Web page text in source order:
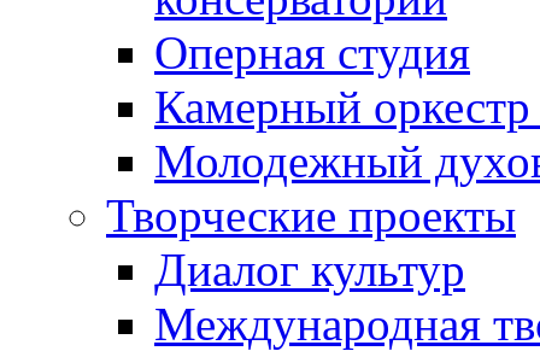
Оперная студия
Камерный оркестр
Молодежный
Творческие проекты
Диалог культур
Международная